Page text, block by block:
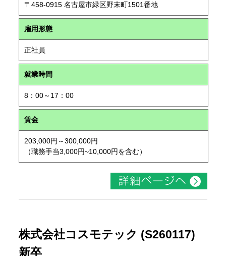
〒458-0915 名古屋市緑区野末町1501番地
雇用形態
正社員
就業時間
8：00～17：00
賃金
203,000円～300,000円
（職務手当3,000円~10,000円を含む）
株式会社コスモテック (S260117)
新卒